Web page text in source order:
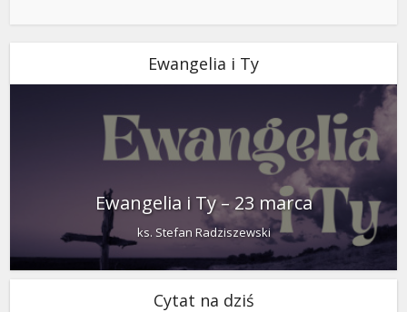
Ewangelia i Ty
Ewangelia i Ty – 23 marca
ks. Stefan Radziszewski
Cytat na dziś